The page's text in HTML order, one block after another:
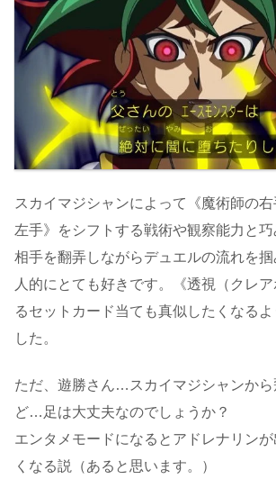
スカイマジシャンによって《魔術師の
左手》をシフトする戦術や観察能力と
相手を翻弄しながらデュエルの流れを
人的にとても好きです。《透視（クレ
るセットカード当ても真似したくなる
した。
ただ、遊勝さん…スカイマジシャンから
ど…足は大丈夫なのでしょうか？
エンタメモードになるとアドレナリン
くなる説（あると思います。）